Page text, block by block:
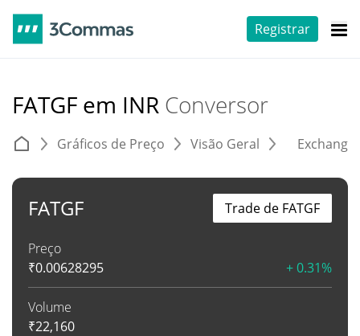
Registrar
FATGF em INR Conversor
Gráficos de Preço Visão Geral
FATGF
Preço
₹0.00628295 + 0.31%
Volume
₹22,160
Trade de FATGF